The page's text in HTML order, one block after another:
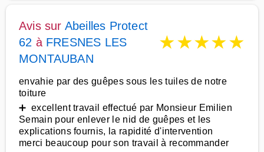
Avis sur Abeilles Protect
62 à FRESNES LES
MONTAUBAN
★★★★★
envahie par des guêpes sous les tuiles de notre
toiture
➕ excellent travail effectué par Monsieur Emilien
Semain pour enlever le nid de guêpes et les
explications fournis, la rapidité d'intervention
merci beaucoup pour son travail à recommander